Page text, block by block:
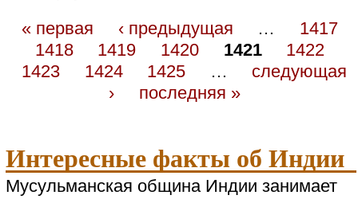
« первая
‹ предыдущая …
1417
1418
1419 1420 1421
1422
1423
1424 1425 …
следующая
›
последняя »
Интересные факты об Индии
Мусульманская община Индии занимает